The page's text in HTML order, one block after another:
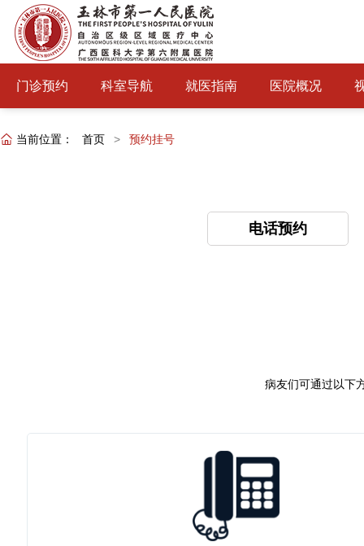
门诊预约 科室导航 就医指南 医院概况
当前位置： 首页 > 预约挂号
电话预约
病友们可通过以下